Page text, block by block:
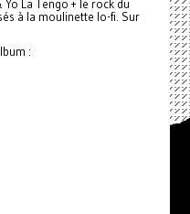
La Tengo + le rock du
à la moulinette lo-fi. Sur
: